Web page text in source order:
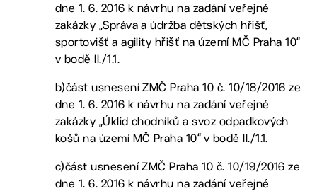
dne 1. 6. 2016 k návrhu na zadání veřejné
zakázky „Správa a údržba dětských hřišť,
sportovišť a agility hřišť na území MČ Praha 10“
v bodě II./1.1.
b)část usnesení ZMČ Praha 10 č. 10/18/2016 ze
dne 1. 6. 2016 k návrhu na zadání veřejné
zakázky „Úklid chodníků a svoz odpadkových
košů na území MČ Praha 10“ v bodě II./1.1.
c)část usnesení ZMČ Praha 10 č. 10/19/2016 ze
dne 1. 6. 2016 k návrhu na zadání veřejné